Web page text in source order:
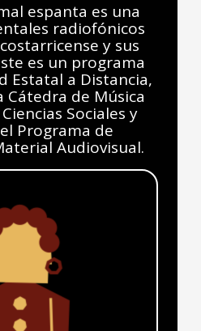
espanta es una
radiofónicos
y sus
es un programa
Estatal a Distancia,
de Música
Sociales y
Programa de
Audiovisual.